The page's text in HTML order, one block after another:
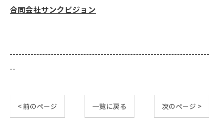
合同会社サンクビジョン
--------------------------------------------------------------------
--
< 前のページ 一覧に戻る 次のページ >